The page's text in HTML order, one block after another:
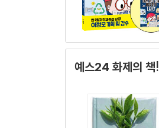
예스24 화제의 책!